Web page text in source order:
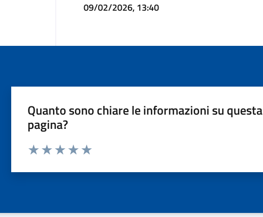
09/02/2026, 13:40
Quanto sono chiare le informazioni su questa
pagina?
Valuta da 1 a 5 stelle la pagina